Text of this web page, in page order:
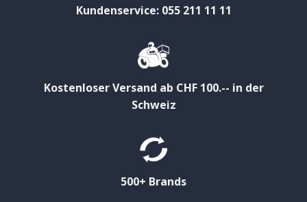
Kundenservice: 055 211 11 11
Kostenloser Versand ab CHF 100.-- in der
Schweiz
500+ Brands